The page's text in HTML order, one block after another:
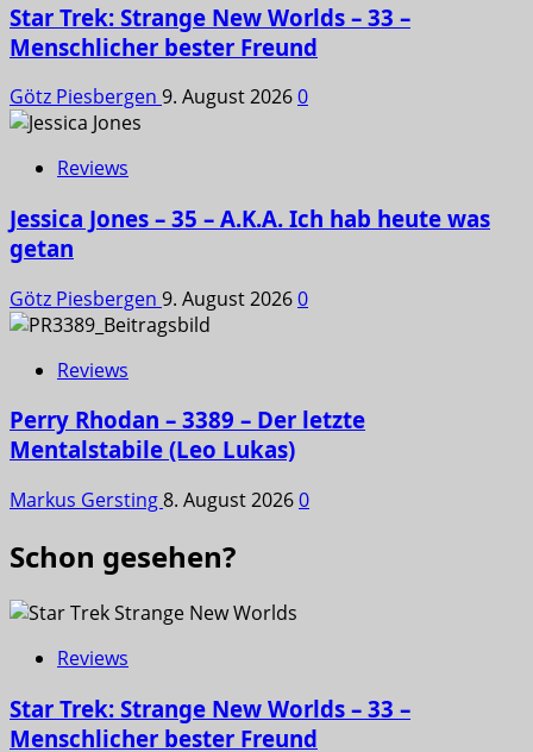
Star Trek: Strange New Worlds – 33 –
Menschlicher bester Freund
Götz Piesbergen 9. August 20260
Reviews
Jessica Jones – 35 – A.K.A. Ich hab heute was
getan
Götz Piesbergen 9. August 20260
Reviews
Perry Rhodan – 3389 – Der letzte
Mentalstabile (Leo Lukas)
Markus Gersting8. August 20260
Schon gesehen?
Reviews
Star Trek: Strange New Worlds – 33 –
Menschlicher bester Freund